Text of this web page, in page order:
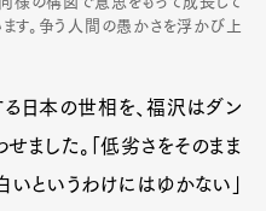
す。争う人間の愚かさを浮かび上
日本の世相を、福沢はダン
ました。「低劣さをそのまま
というわけにはゆかない」